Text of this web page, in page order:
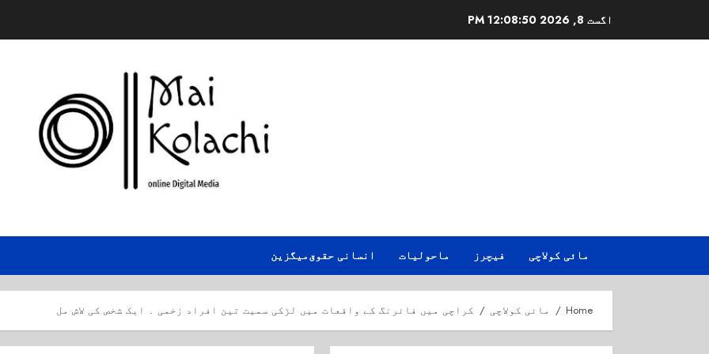
اگست 8, 2026 12:08:51 PM
مائی کولاچی فیچرز ماحولیات انسانی حقوقمیگزین
Home مائی کولاچی کراچی میں فائرنگ کے واقعات میں لڑکی سمیت تین افراد زخمی ۔ ایک شخص کی لاش مل